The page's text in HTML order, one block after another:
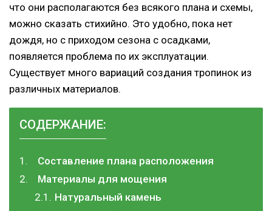
что они располагаются без всякого плана и схемы,
можно сказать стихийно. Это удобно, пока нет
дождя, но с приходом сезона с осадками,
появляется проблема по их эксплуатации.
Существует много вариаций создания тропинок из
различных материалов.
СОДЕРЖАНИЕ:
Составление плана расположения
Материалы для мощения
Натуральный камень